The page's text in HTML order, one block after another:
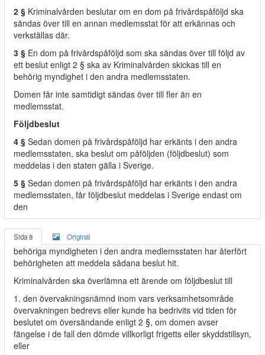
2 § Kriminalvården beslutar om en dom på frivårdspåföljd ska
sändas över till en annan medlemsstat för att erkännas och
verkställas där.
3 § En dom på frivårdspåföljd som ska sändas över till följd av
ett beslut enligt 2 § ska av Kriminalvården skickas till en
behörig myndighet i den andra medlemsstaten.
Domen får inte samtidigt sändas över till fler än en
medlemsstat.
Följdbeslut
4 § Sedan domen på frivårdspåföljd har erkänts i den andra
medlemsstaten, ska beslut om påföljden (följdbeslut) som
meddelas i den staten gälla i Sverige.
5 § Sedan domen på frivårdspåföljd har erkänts i den andra
medlemsstaten, får följdbeslut meddelas i Sverige endast om
den
Sida 8 Original
behöriga myndigheten i den andra medlemsstaten har återfört
behörigheten att meddela sådana beslut hit.
Kriminalvården ska överlämna ett ärende om följdbeslut till
1. den övervakningsnämnd inom vars verksamhetsområde
övervakningen bedrevs eller kunde ha bedrivits vid tiden för
beslutet om översändande enligt 2 §, om domen avser
fängelse i de fall den dömde villkorligt frigetts eller skyddstillsyn,
eller